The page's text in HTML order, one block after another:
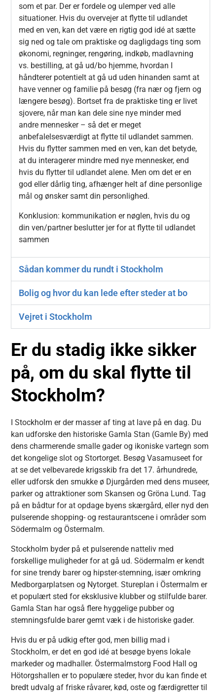
som et par. Der er fordele og ulemper ved alle
situationer. Hvis du overvejer at flytte til udlandet
med en ven, kan det være en rigtig god idé at sætte
sig ned og tale om praktiske og dagligdags ting som
økonomi, regninger, rengøring, indkøb, madlavning
vs. bestilling, at gå ud/bo hjemme, hvordan I
håndterer potentielt at gå ud uden hinanden samt at
have venner og familie på besøg (fra nær og fjern og
længere besøg). Bortset fra de praktiske ting er livet
sjovere, når man kan dele sine nye minder med
andre mennesker – så det er meget
anbefalelsesværdigt at flytte til udlandet sammen.
Hvis du flytter sammen med en ven, kan det betyde,
at du interagerer mindre med nye mennesker, end
hvis du flytter til udlandet alene. Men om det er en
god eller dårlig ting, afhænger helt af dine personlige
mål og ønsker samt din personlighed.
Konklusion: kommunikation er nøglen, hvis du og
din ven/partner beslutter jer for at flytte til udlandet
sammen
Sådan kommer du rundt i Stockholm
Bolig og hvor du kan lede efter steder at bo
Vejret i Stockholm
Er du stadig ikke sikker
på, om du skal flytte til
Stockholm?
I Stockholm er der masser af ting at lave på en dag. Du
kan udforske den historiske Gamla Stan (Gamle By) med
dens charmerende smalle gader og ikoniske vartegn som
det kongelige slot og Stortorget. Besøg Vasamuseet for
at se det velbevarede krigsskib fra det 17. århundrede,
eller udforsk den smukke ø Djurgården med dens museer,
parker og attraktioner som Skansen og Gröna Lund. Tag
på en bådtur for at opdage byens skærgård, eller nyd den
pulserende shopping- og restaurantscene i områder som
Södermalm og Östermalm.
Stockholm byder på et pulserende natteliv med
forskellige muligheder for at gå ud. Södermalm er kendt
for sine trendy barer og hipster-stemning, især omkring
Medborgarplatsen og Nytorget. Stureplan i Östermalm er
et populært sted for eksklusive klubber og stilfulde barer.
Gamla Stan har også flere hyggelige pubber og
stemningsfulde barer gemt væk i de historiske gader.
Hvis du er på udkig efter god, men billig mad i
Stockholm, er det en god idé at besøge byens lokale
markeder og madhaller. Östermalmstorg Food Hall og
Hötorgshallen er to populære steder, hvor du kan finde et
bredt udvalg af friske råvarer, kød, oste og færdigretter til